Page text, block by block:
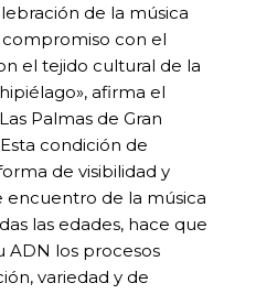
de la música
compromiso con el
el tejido cultural de la
afirma el
Palmas de Gran
condición de
de visibilidad y
encuentro de la música
las edades, hace que
ADN los procesos
variedad y de